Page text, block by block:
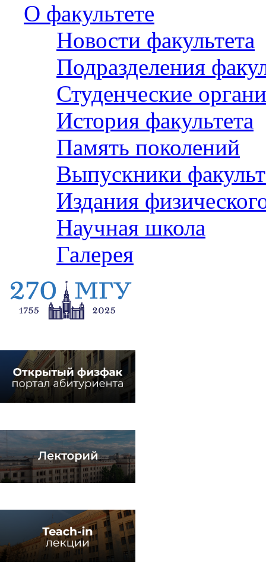
О факультете
Новости факультета
Подразделения
Студенческие
История факультета
Память поколений
Выпускники
Издания
Научная школа
Галерея